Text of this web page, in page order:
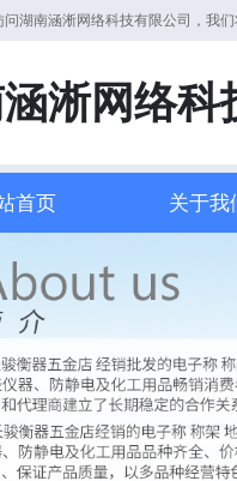
湖南涵淅网络科技有限公司，我们
淅网络科
首页 关于我